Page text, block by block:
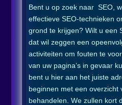
Bent u op zoek naar SEO,
effectieve SEO-technieken
grond te krijgen? Wilt u een
dat wil zeggen een
activiteiten om fouten te
van uw pagina’s in gevaar
bent u hier aan het juiste
beginnen met een overzicht
behandelen. We zullen kort